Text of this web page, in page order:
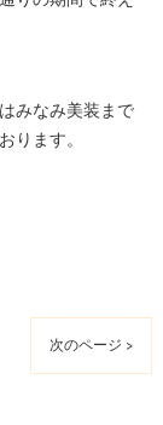
みなみ美装まで
ります。
次のページ >